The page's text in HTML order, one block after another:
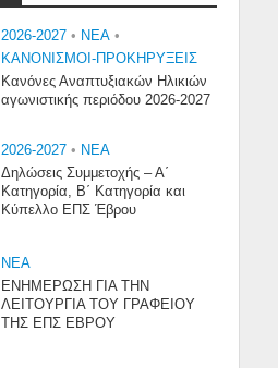
2026-2027 • NEA •
ΚΑΝΟΝΙΣΜΟΙ-ΠΡΟΚΗΡΥΞΕΙΣ
Κανόνες Αναπτυξιακών Ηλικιών
αγωνιστικής περιόδου 2026-2027
2026-2027 • NEA
Δηλώσεις Συμμετοχής – Α΄
Κατηγορία, Β΄ Κατηγορία και
Κύπελλο ΕΠΣ Έβρου
NEA
ΕΝΗΜΕΡΩΣΗ ΓΙΑ ΤΗΝ
ΛΕΙΤΟΥΡΓΙΑ ΤΟΥ ΓΡΑΦΕΙΟΥ
ΤΗΣ ΕΠΣ ΕΒΡΟΥ